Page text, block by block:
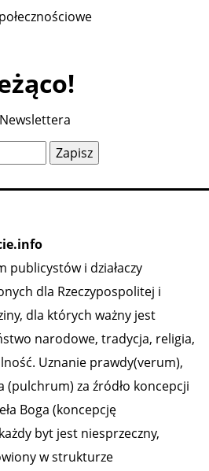
publicystów i działaczy
dla Rzeczypospolitej i
dla których ważny jest
narodowe, tradycja, religia,
Uznanie prawdy(verum),
za źródło koncepcji
Boga (koncepcję
byt jest niesprzeczny,
w strukturze